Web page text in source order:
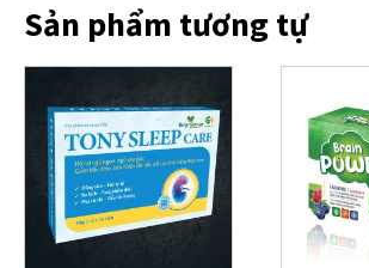
Sản phẩm tương tự